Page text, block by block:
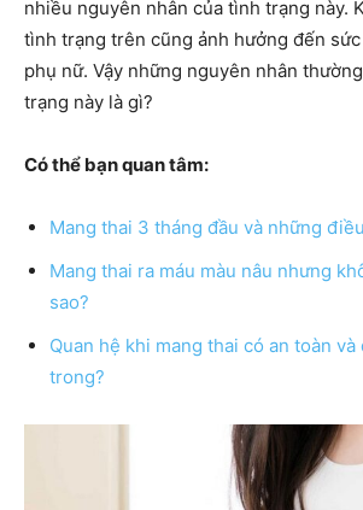
nhiều nguyên nhân của tình trạng này.
tình trạng trên cũng ảnh hưởng đến
phụ nữ. Vậy những nguyên nhân
trạng này là gì?
Có thể bạn quan tâm:
Mang thai 3 tháng đầu và những
Mang thai ra máu màu nâu nhưng
sao?
Quan hệ khi mang thai có an toàn và
trong?